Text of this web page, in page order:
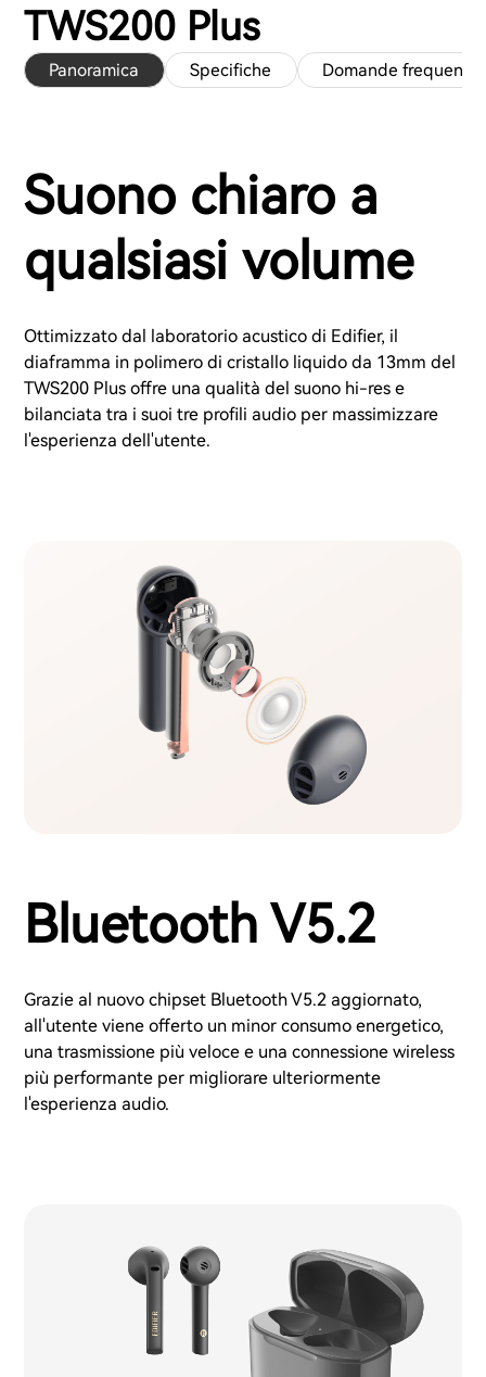
TWS200 Plus
Panoramica Specifiche Domande frequenti
Suono chiaro a
qualsiasi volume
Ottimizzato dal laboratorio acustico di Edifier, il
diaframma in polimero di cristallo liquido da 13mm del
TWS200 Plus offre una qualità del suono hi-res e
bilanciata tra i suoi tre profili audio per massimizzare
l'esperienza dell'utente.
Bluetooth V5.2
Grazie al nuovo chipset Bluetooth V5.2 aggiornato,
all'utente viene offerto un minor consumo energetico,
una trasmissione più veloce e una connessione wireless
più performante per migliorare ulteriormente
l'esperienza audio.